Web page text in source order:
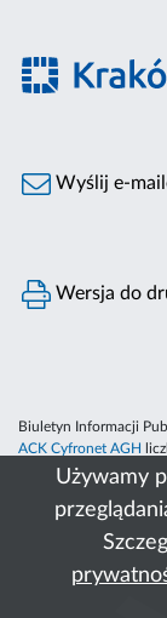
Używamy
Wyślij e-
Wersja do
Biuletyn Informacji
ACK Cyfronet AGH